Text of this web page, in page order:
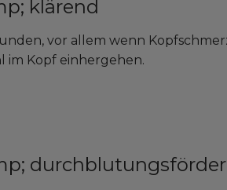
klärend
vor allem wenn
im Kopf einhergehen.